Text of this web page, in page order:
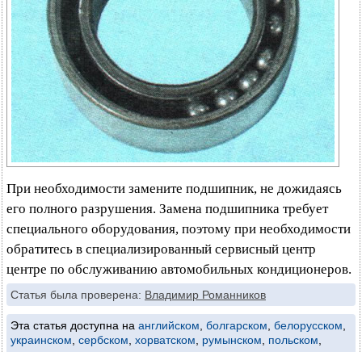
При необходимости замените подшипник, не дожидаясь
его полного разрушения. Замена подшипника требует
специального оборудования, поэтому при необходимости
обратитесь в специализированный сервисный центр
центре по обслуживанию автомобильных кондиционеров.
Статья была проверена: Владимир Романников
Эта статья доступна на английском болгарском белорусском
украинском сербском хорватском румынском польском